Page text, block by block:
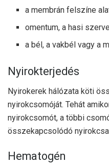
a membrán felszíne
omentum, a hasi
a bél, a vakbél vagy a
Nyirokterjedés
Nyirokerek hálózata köti
nyirokcsomóját. Tehát
nyirokcsomót, a többi
összekapcsolódó
Hematogén